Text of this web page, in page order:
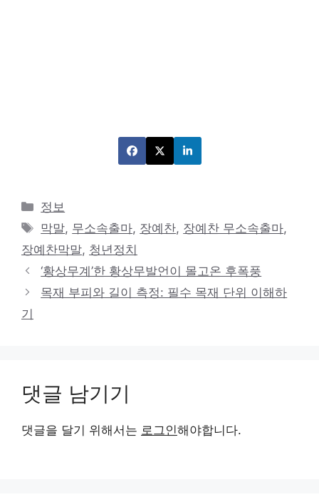
카
테
리
정보
태
그
막말, 무소속출마, 장예찬, 장예찬 무소속출마,
장예찬막말, 청년정치
‘황상무계’한 황상무발언이 몰고온 후폭풍
목재 부피와 길이 측정: 필수 목재 단위 이해하
기
댓글 남기기
댓글을 달기 위해서는 로그인해야합니다.